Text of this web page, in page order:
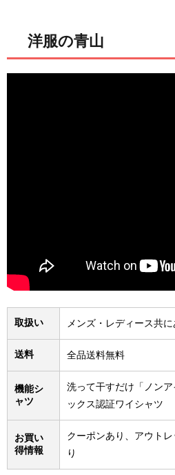
洋服の青山
取扱い メンズ・レディース共に
送料 全品送料無料
機能シ
ャツ
洗って干すだけ「ノン
ックス認証ワイシャツ
お買い
得情報
クーポンあり、アウト
り